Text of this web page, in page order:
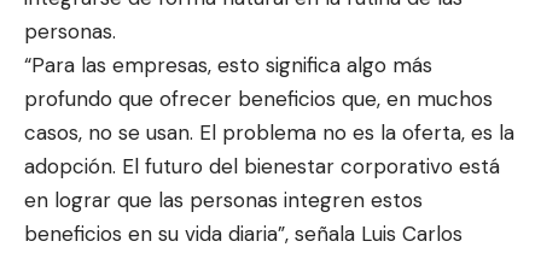
personas.
“Para las empresas, esto significa algo más
profundo que ofrecer beneficios que, en muchos
casos, no se usan. El problema no es la oferta, es la
adopción. El futuro del bienestar corporativo está
en lograr que las personas integren estos
beneficios en su vida diaria”, señala Luis Carlos